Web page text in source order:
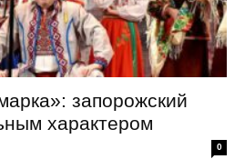
запорожский
характером
0